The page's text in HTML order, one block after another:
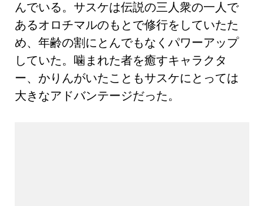
んでいる。サスケは伝説の三人衆の一人で
あるオロチマルのもとで修行をしていたた
め、年齢の割にとんでもなくパワーアップ
していた。噛まれた者を癒すキャラクタ
ー、かりんがいたこともサスケにとっては
大きなアドバンテージだった。